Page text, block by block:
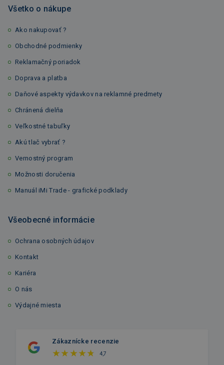
Všetko o nákupe
Ako nakupovať ?
Obchodné podmienky
Reklamačný poriadok
Doprava a platba
Daňové aspekty výdavkov na reklamné predmety
Chránená dielňa
Veľkostné tabuľky
Akú tlač vybrať ?
Vernostný program
Možnosti doručenia
Manuál iMi Trade - grafické podklady
Všeobecné informácie
Ochrana osobných údajov
Kontakt
Kariéra
O nás
Výdajné miesta
Zákaznícke recenzie
4,7